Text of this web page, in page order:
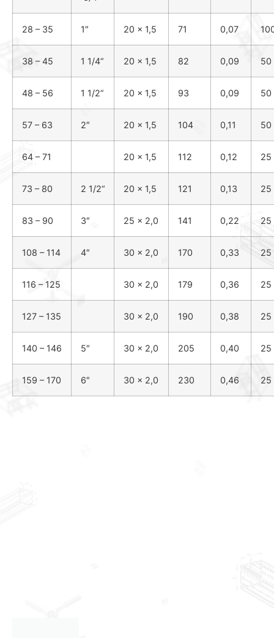
28 – 35 1″ 20 x 1,5 71 0,07
38 – 45 1 1/4“ 20 x 1,5 82 0,09 50
48 – 56 1 1/2“ 20 x 1,5 93 0,09 50
57 – 63 2″ 20 x 1,5 104 0,11 50
64 – 71 20 x 1,5 112 0,12 25
73 – 80 2 1/2“ 20 x 1,5 121 0,13 25
83 – 90 3″ 25 x 2,0 141 0,22 25
108 – 114 4″ 30 x 2,0 170 0,33 25
116 – 125 30 x 2,0 179 0,36 25
127 – 135 30 x 2,0 190 0,38 25
140 – 146 5″ 30 x 2,0 205 0,40 25
159 – 170 6″ 30 x 2,0 230 0,46 25